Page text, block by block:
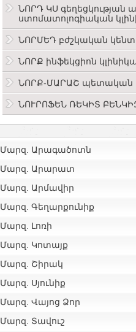
ՆՈՐԴ ԿՍ գեղեցկության
ստոմատոլոգիական
ՆՈՐՄԵԴ բժշկական
ՆՈՐՔ ինֆեկցիոն
ՆՈՐՔ-ՄԱՐԱՇ պետական
ՆՈՒՐՈՖԵՆ ՌԵԿԻՏ
.Մարզ. Արագածոտն
.Մարզ. Արարատ
.Մարզ. Արմավիր
.Մարզ. Գեղարքունիք
.Մարզ. Լոռի
.Մարզ. Կոտայք
.Մարզ. Շիրակ
.Մարզ. Սյունիք
.Մարզ. Վայոց Ձոր
.Մարզ. Տավուշ